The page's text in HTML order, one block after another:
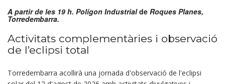
A partir de les 19 h. Polígon Industrialde Roques Planes,
Torredembarra.
Activitats complementàries i observació
de l’eclipsi total
Torredembarra acollirà una jornada d'observació de l'eclipsi